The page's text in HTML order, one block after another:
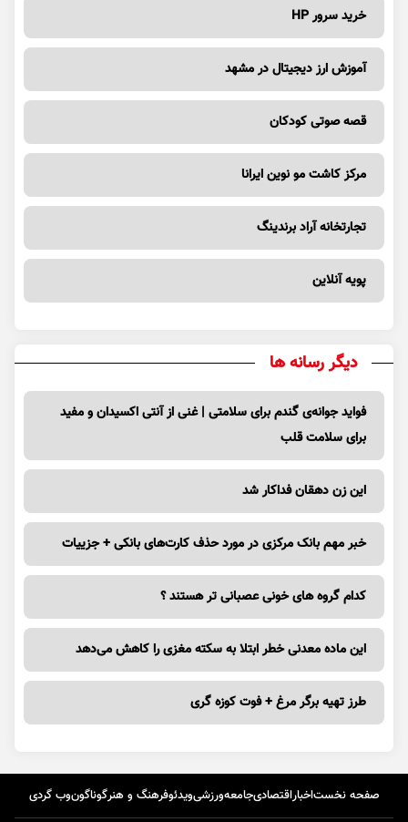
خرید سرور HP
آموزش ارز دیجیتال در مشهد
قصه صوتی کودکان
مرکز کاشت مو نوین ایرانا
تجارتخانه آراد برندینگ
پویه آنلاین
دیگر رسانه ها
فواید جوانه‌ی گندم برای سلامتی | غنی از آنتی اکسیدان و مفید
برای سلامت قلب
این زن دهقان فداکار شد
خبر مهم بانک مرکزی در مورد حذف کارت‌های بانکی + جزییات
کدام گروه های خونی عصبانی تر هستند ؟
این ماده معدنی خطر ابتلا به سکته مغزی را کاهش می‌دهد
طرز تهیه برگر مرغ + فوت کوزه گری
صفحه نخستاخباراقتصادیجامعهورزشیویدئوفرهنگ و هنرگوناگونوب گردی